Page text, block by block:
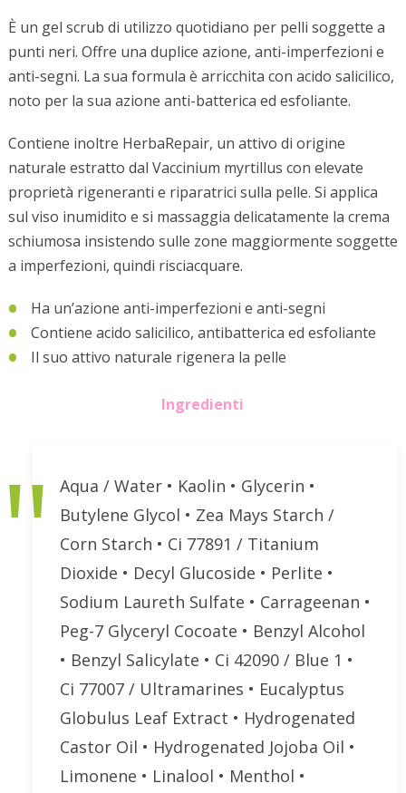
È un gel scrub di utilizzo quotidiano per pelli soggette a
punti neri. Offre una duplice azione, anti-imperfezioni e
anti-segni. La sua formula è arricchita con acido salicilico,
noto per la sua azione anti-batterica ed esfoliante.
Contiene inoltre HerbaRepair, un attivo di origine
naturale estratto dal Vaccinium myrtillus con elevate
proprietà rigeneranti e riparatrici sulla pelle. Si applica
sul viso inumidito e si massaggia delicatamente la crema
schiumosa insistendo sulle zone maggiormente soggette
a imperfezioni, quindi risciacquare.
Ha un’azione anti-imperfezioni e anti-segni
Contiene acido salicilico, antibatterica ed esfoliante
Il suo attivo naturale rigenera la pelle
Ingredienti
Aqua / Water • Kaolin • Glycerin •
Butylene Glycol • Zea Mays Starch /
Corn Starch • Ci 77891 / Titanium
Dioxide • Decyl Glucoside • Perlite •
Sodium Laureth Sulfate • Carrageenan •
Peg-7 Glyceryl Cocoate • Benzyl Alcohol
• Benzyl Salicylate • Ci 42090 / Blue 1 •
Ci 77007 / Ultramarines • Eucalyptus
Globulus Leaf Extract • Hydrogenated
Castor Oil • Hydrogenated Jojoba Oil •
Limonene • Linalool • Menthol •